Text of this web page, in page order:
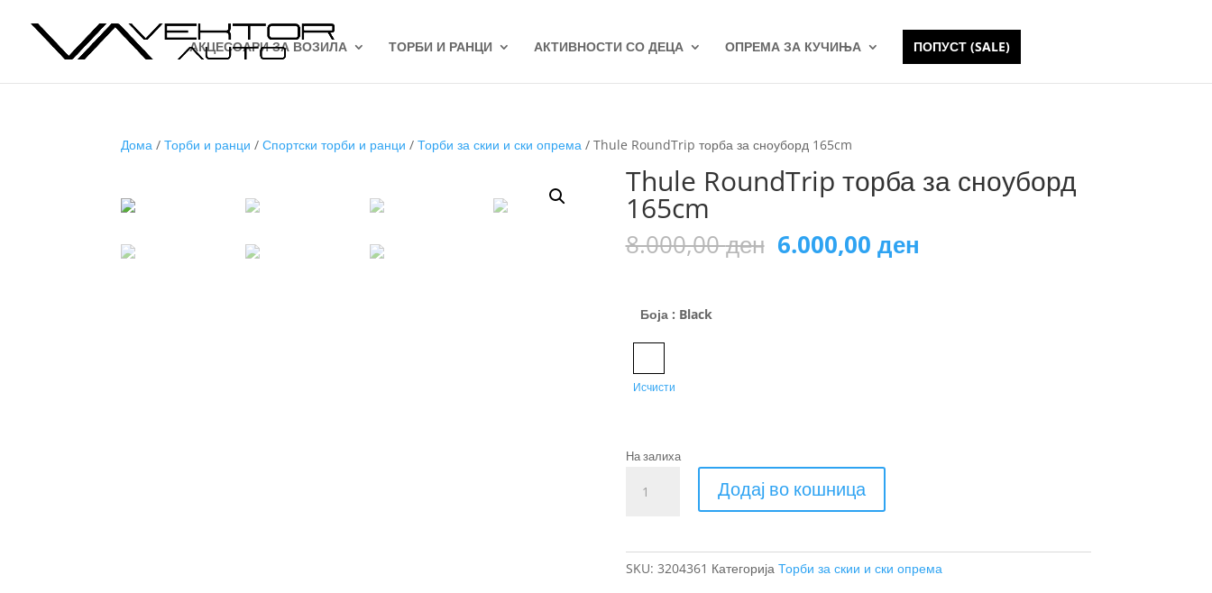
АКЦЕСОАРИ ЗА ВОЗИЛА ТОРБИ И РАНЦИ АКТИВНОСТИ СО ДЕЦА ОПРЕМА ЗА КУЧИЊА ПОПУСТ (SALE)
Дома /Торби и ранци /Спортски торби и ранци /Торби за скии и ски опрема / Thule RoundTrip торба за сноуборд 165cm
Thule RoundTrip торба за сноуборд
165cm
8.000,00ден Original
price
6.000,00 ден
Боја: Black
Исчисти
На залиха
RoundTrip
Додај во кошница
SKU: 3204361 Категорија Торби за скии и ски опрема